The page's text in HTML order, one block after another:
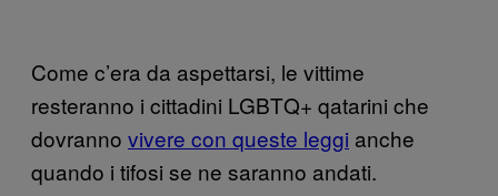
Come c’era da aspettarsi, le vittime
resteranno i cittadini LGBTQ+ qatarini che
dovranno vivere con queste leggi anche
quando i tifosi se ne saranno andati.